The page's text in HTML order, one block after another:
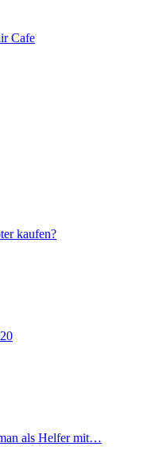
Cafe
kaufen?
als Helfer mit…